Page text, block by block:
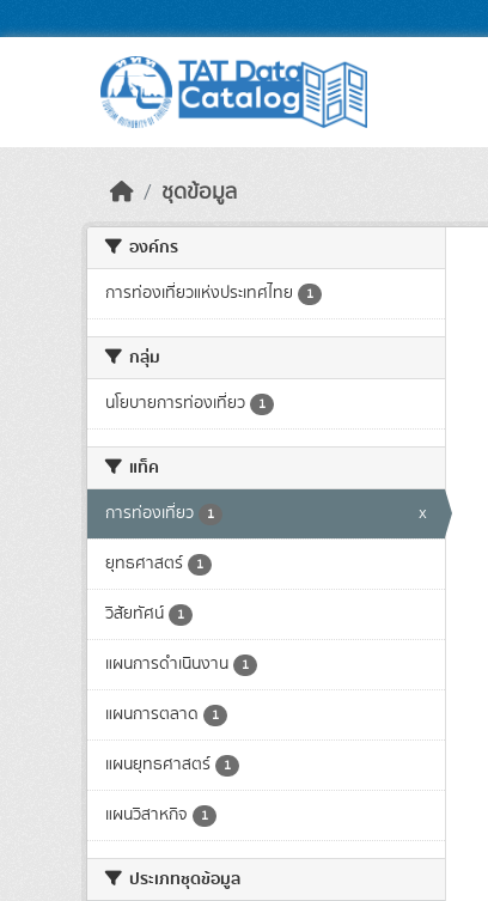
ชุดข้อมูล
องค์กร
การท่องเที่ยวแห่งประเทศไทย 1
กลุ่ม
นโยบายการท่องเที่ยว 1
แท็ค
การท่องเที่ยว 1 x
ยุทธศาสตร์ 1
วิสัยทัศน์ 1
แผนการดำเนินงาน 1
แผนการตลาด 1
แผนยุทธศาสตร์ 1
แผนวิสาหกิจ 1
ประเภทชุดข้อมูล